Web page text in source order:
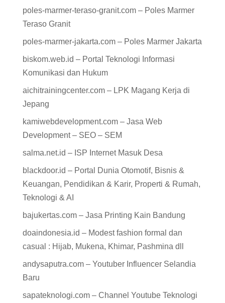
poles-marmer-teraso-granit.com – Poles Marmer
Teraso Granit
poles-marmer-jakarta.com – Poles Marmer Jakarta
biskom.web.id – Portal Teknologi Informasi
Komunikasi dan Hukum
aichitrainingcenter.com – LPK Magang Kerja di
Jepang
kamiwebdevelopment.com – Jasa Web
Development – SEO – SEM
salma.net.id – ISP Internet Masuk Desa
blackdoor.id – Portal Dunia Otomotif, Bisnis &
Keuangan, Pendidikan & Karir, Properti & Rumah,
Teknologi & AI
bajukertas.com – Jasa Printing Kain Bandung
doaindonesia.id – Modest fashion formal dan
casual : Hijab, Mukena, Khimar, Pashmina dll
andysaputra.com – Youtuber Influencer Selandia
Baru
sapateknologi.com – Channel Youtube Teknologi